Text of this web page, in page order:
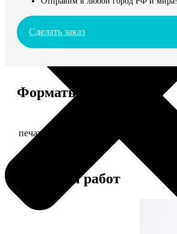
Сделать заказ
Форматы и цены
печать фото на холсте с подрамником
Примеры работ